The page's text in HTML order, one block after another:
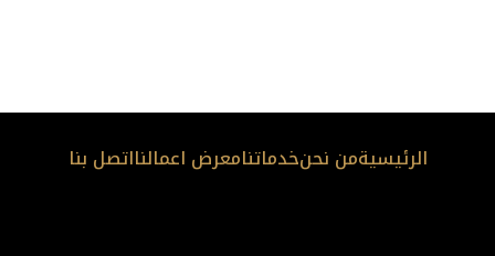
الرئيسيةمن نحنخدماتنامعرض اعمالنااتصل بنا